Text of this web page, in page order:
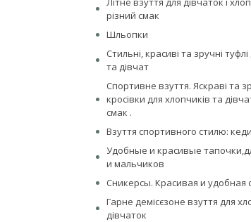
різний смак
Шльопки
Стильні, красиві та зручні
та дівчат
Спортивне взуття. Яскраві та
кросівки для хлопчиків та
смак .
Взуття спортивного стилю:
Удобные и красивые
и мальчиков
Сникерсы. Красивая и удобная
Гарне демісєзоне взуття для
дівчаток